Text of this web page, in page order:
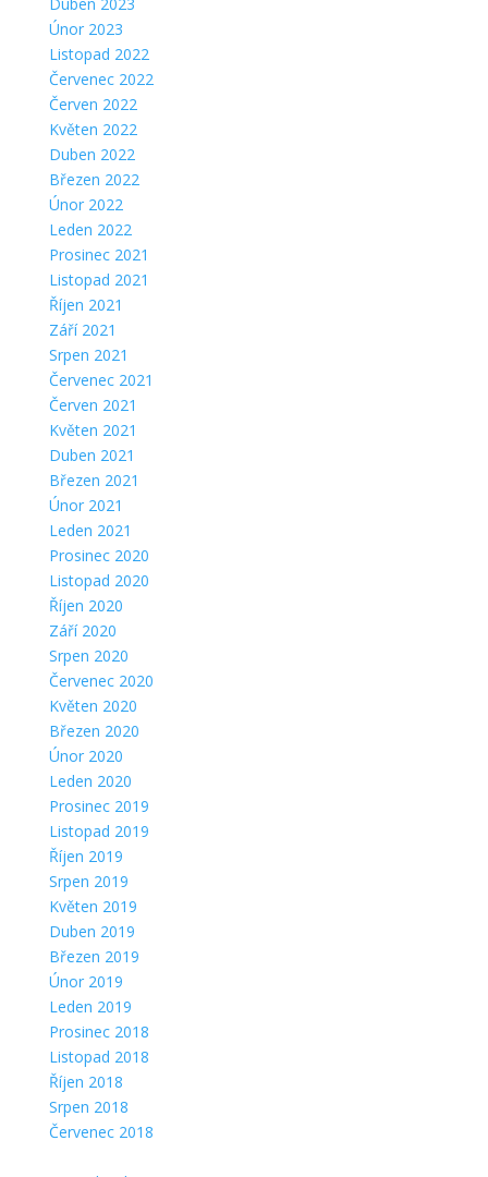
Únor 2023
Listopad 2022
Červenec 2022
Červen 2022
Květen 2022
Duben 2022
Březen 2022
Únor 2022
Leden 2022
Prosinec 2021
Listopad 2021
Říjen 2021
Září 2021
Srpen 2021
Červenec 2021
Červen 2021
Květen 2021
Duben 2021
Březen 2021
Únor 2021
Leden 2021
Prosinec 2020
Listopad 2020
Říjen 2020
Září 2020
Srpen 2020
Červenec 2020
Květen 2020
Březen 2020
Únor 2020
Leden 2020
Prosinec 2019
Listopad 2019
Říjen 2019
Srpen 2019
Květen 2019
Duben 2019
Březen 2019
Únor 2019
Leden 2019
Prosinec 2018
Listopad 2018
Říjen 2018
Srpen 2018
Červenec 2018